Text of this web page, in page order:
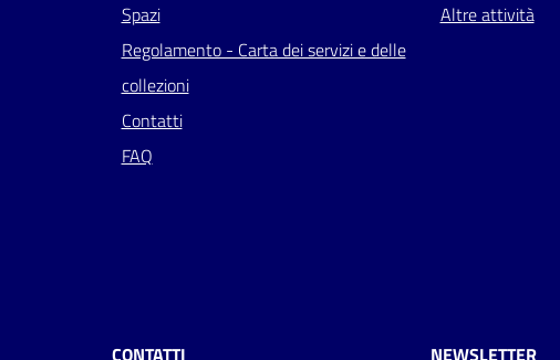
Spazi
Regolamento - Carta dei servizi e delle
collezioni
Contatti
FAQ
Altre attività
CONTATTI NEWSLETTER